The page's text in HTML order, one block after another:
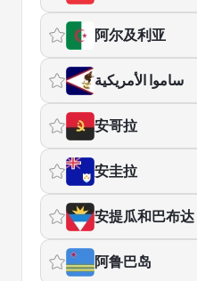
阿尔及利亚
ساموا الأمريكية
安哥拉
安圭拉
安提瓜和巴布达
阿鲁巴岛